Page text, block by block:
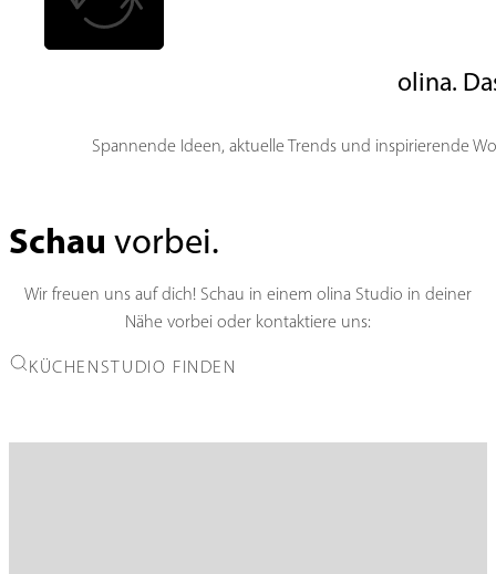
olina.
Spannende Ideen, aktuelle Trends und inspirierende
Schau vorbei.
Wir freuen uns auf dich! Schau in einem olina Studio in deiner
Nähe vorbei oder kontaktiere uns:
KÜCHENSTUDIO FINDEN